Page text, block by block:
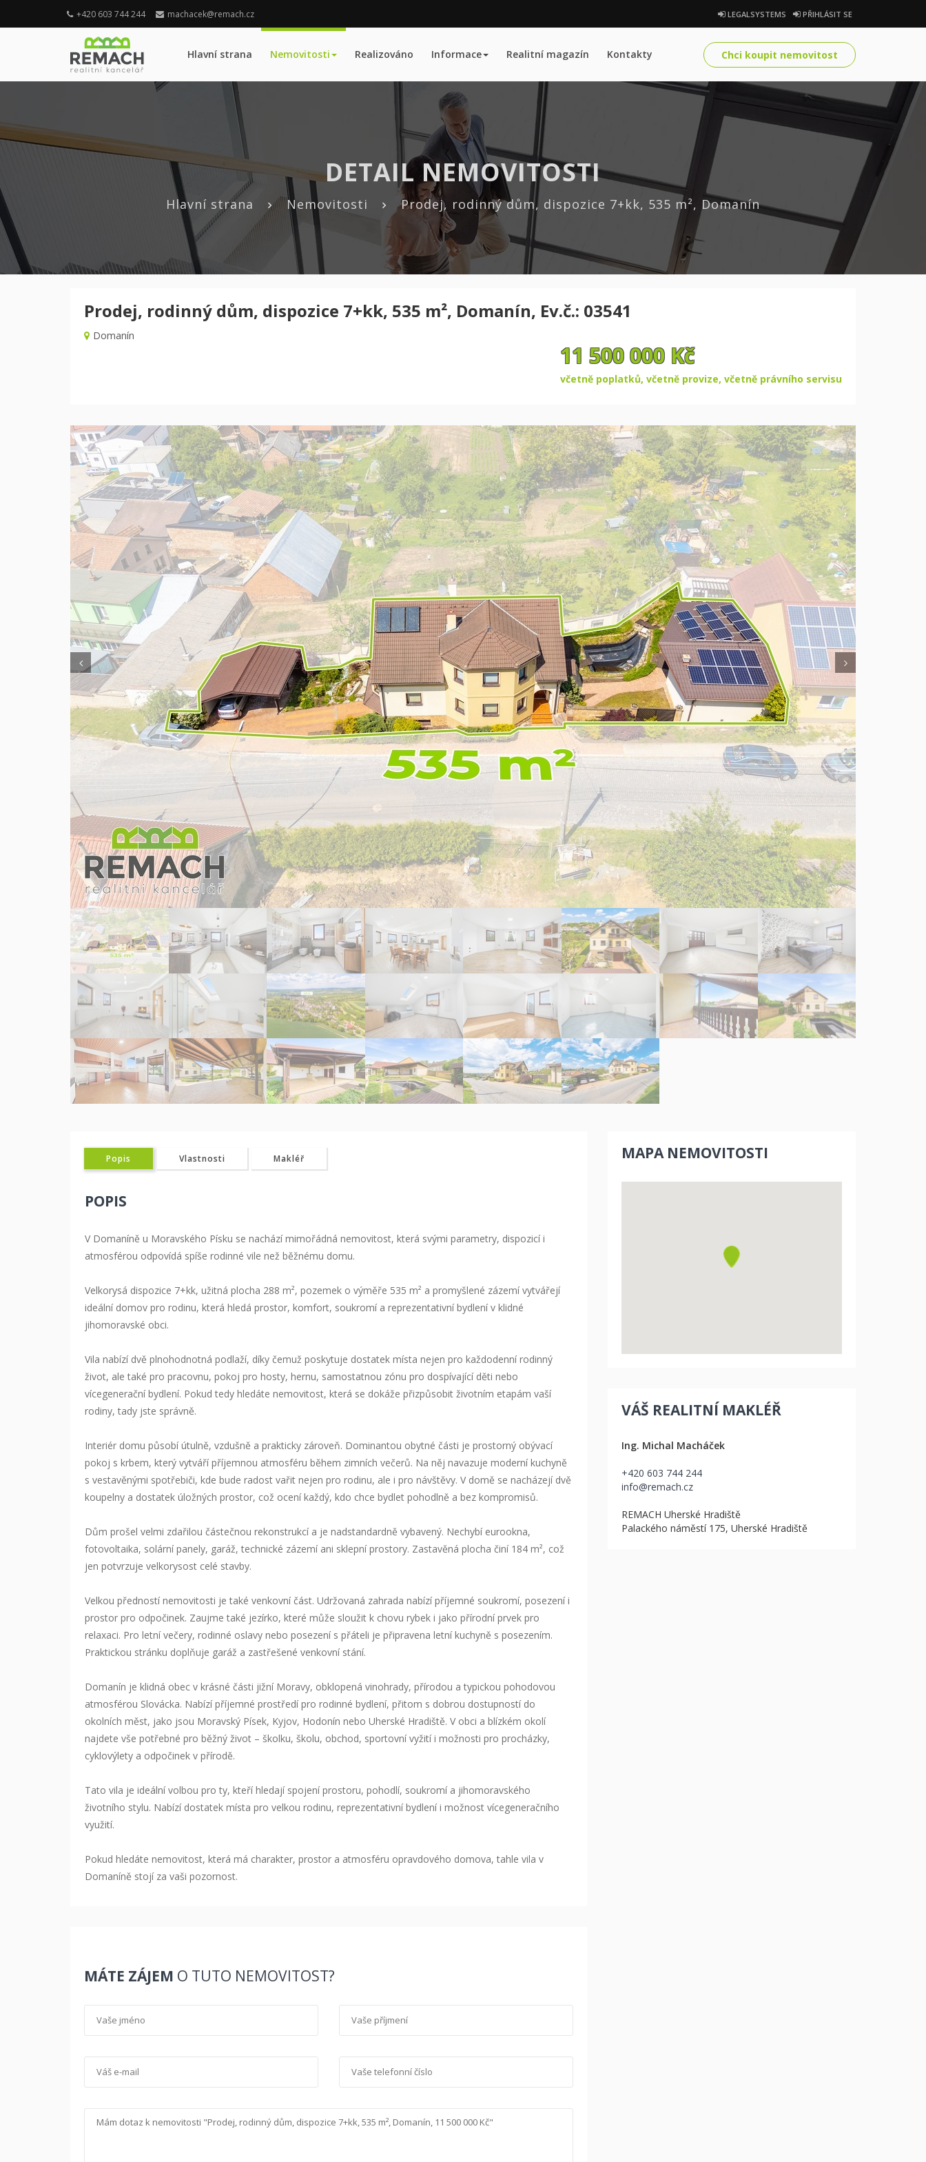
+420 603 744 244 machacek@remach.cz LEGALSYSTEMS PŘIHLÁSIT SE
Hlavní strana Nemovitosti Realizováno Informace Realitní magazín Kontakty Chci koupit nemovitost
DETAIL NEMOVITOSTI
Hlavní strana Nemovitosti Prodej, rodinný dům, dispozice 7+kk, 535 m², Domanín
Prodej, rodinný dům, dispozice 7+kk, 535 m², Domanín, Ev.č.: 03541
Domanín
11 500 000 Kč
včetně poplatků, včetně provize, včetně právního servisu
Předchozí Další
Popis Vlastnosti Makléř
POPIS
V Domaníně u Moravského Písku se nachází mimořádná nemovitost, která svými parametry, dispozicí i
atmosférou odpovídá spíše rodinné vile než běžnému domu.
Velkorysá dispozice 7+kk, užitná plocha 288 m², pozemek o výměře 535 m² a promyšlené zázemí vytvářejí
ideální domov pro rodinu, která hledá prostor, komfort, soukromí a reprezentativní bydlení v klidné
jihomoravské obci.
Vila nabízí dvě plnohodnotná podlaží, díky čemuž poskytuje dostatek místa nejen pro každodenní rodinný
život, ale také pro pracovnu, pokoj pro hosty, hernu, samostatnou zónu pro dospívající děti nebo
vícegenerační bydlení. Pokud tedy hledáte nemovitost, která se dokáže přizpůsobit životním etapám vaší
rodiny, tady jste správně.
Interiér domu působí útulně, vzdušně a prakticky zároveň. Dominantou obytné části je prostorný obývací
pokoj s krbem, který vytváří příjemnou atmosféru během zimních večerů. Na něj navazuje moderní kuchyně
s vestavěnými spotřebiči, kde bude radost vařit nejen pro rodinu, ale i pro návštěvy. V domě se nacházejí dvě
koupelny a dostatek úložných prostor, což ocení každý, kdo chce bydlet pohodlně a bez kompromisů.
Dům prošel velmi zdařilou částečnou rekonstrukcí a je nadstandardně vybavený. Nechybí eurookna,
fotovoltaika, solární panely, garáž, technické zázemí ani sklepní prostory. Zastavěná plocha činí 184 m², což
jen potvrzuje velkorysost celé stavby.
Velkou předností nemovitosti je také venkovní část. Udržovaná zahrada nabízí příjemné soukromí, posezení i
prostor pro odpočinek. Zaujme také jezírko, které může sloužit k chovu rybek i jako přírodní prvek pro
relaxaci. Pro letní večery, rodinné oslavy nebo posezení s přáteli je připravena letní kuchyně s posezením.
Praktickou stránku doplňuje garáž a zastřešené venkovní stání.
Domanín je klidná obec v krásné části jižní Moravy, obklopená vinohrady, přírodou a typickou pohodovou
atmosférou Slovácka. Nabízí příjemné prostředí pro rodinné bydlení, přitom s dobrou dostupností do
okolních měst, jako jsou Moravský Písek, Kyjov, Hodonín nebo Uherské Hradiště. V obci a blízkém okolí
najdete vše potřebné pro běžný život – školku, školu, obchod, sportovní vyžití i možnosti pro procházky,
cyklovýlety a odpočinek v přírodě.
Tato vila je ideální volbou pro ty, kteří hledají spojení prostoru, pohodlí, soukromí a jihomoravského
životního stylu. Nabízí dostatek místa pro velkou rodinu, reprezentativní bydlení i možnost vícegeneračního
využití.
Pokud hledáte nemovitost, která má charakter, prostor a atmosféru opravdového domova, tahle vila v
Domaníně stojí za vaši pozornost.
MÁTE ZÁJEM O TUTO NEMOVITOST?
MAPA NEMOVITOSTI
VÁŠ REALITNÍ MAKLÉŘ
Ing. Michal Macháček
+420 603 744 244
info@remach.cz
REMACH Uherské Hradiště
Palackého náměstí 175, Uherské Hradiště